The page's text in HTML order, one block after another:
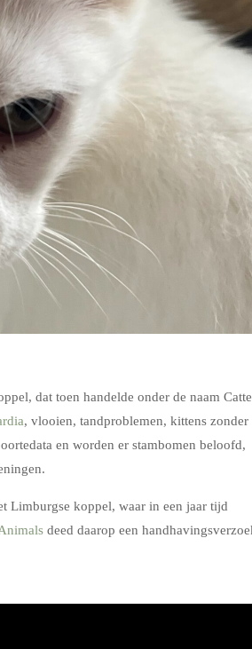
dat toen handelde onder de naam
, vlooien, tandproblemen, kittens zonder
en worden er stambomen beloofd,
Limburgse koppel, waar in een jaar tijd
deed daarop een